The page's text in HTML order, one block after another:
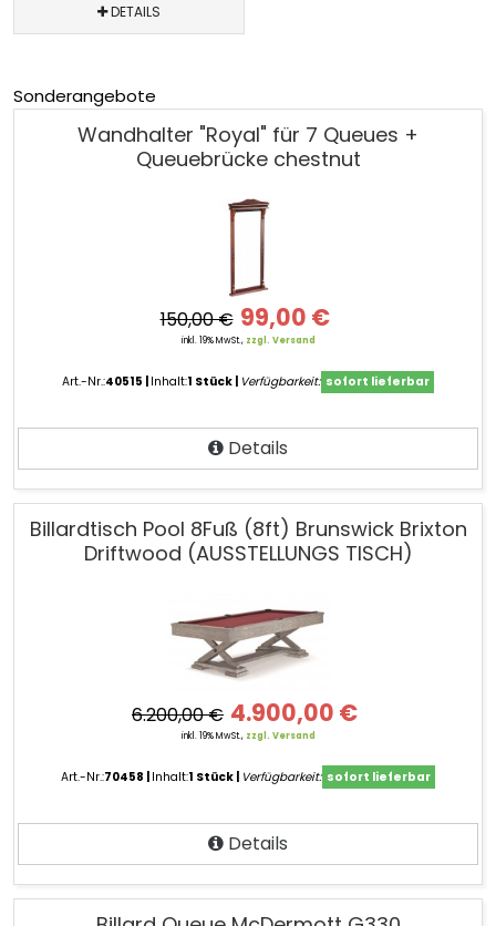
DETAILS
Sonderangebote
Wandhalter "Royal" für 7 Queues +
Queuebrücke chestnut
150,00 € 99,00 €
inkl. 19% MwSt., zzgl. Versand
Art.-Nr.:40515 Inhalt:1 Stück Verfügbarkeit: sofort lieferbar
Details
Billardtisch Pool 8Fuß (8ft) Brunswick Brixton
Driftwood (AUSSTELLUNGS TISCH)
6.200,00 € 4.900,00 €
inkl. 19% MwSt., zzgl. Versand
Art.-Nr.:70458 Inhalt:1 Stück Verfügbarkeit: sofort lieferbar
Details